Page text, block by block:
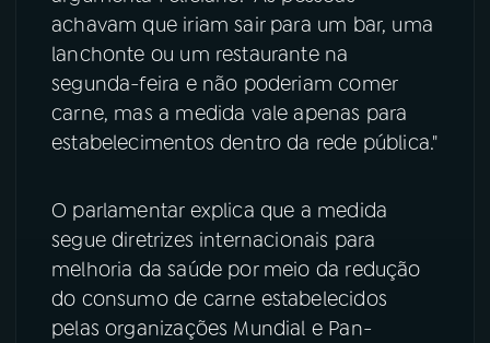
achavam que iriam sair para um bar, uma
lanchonte ou um restaurante na
segunda-feira e não poderiam comer
carne, mas a medida vale apenas para
estabelecimentos dentro da rede pública."
O parlamentar explica que a medida
segue diretrizes internacionais para
melhoria da saúde por meio da redução
do consumo de carne estabelecidos
pelas organizações Mundial e Pan-